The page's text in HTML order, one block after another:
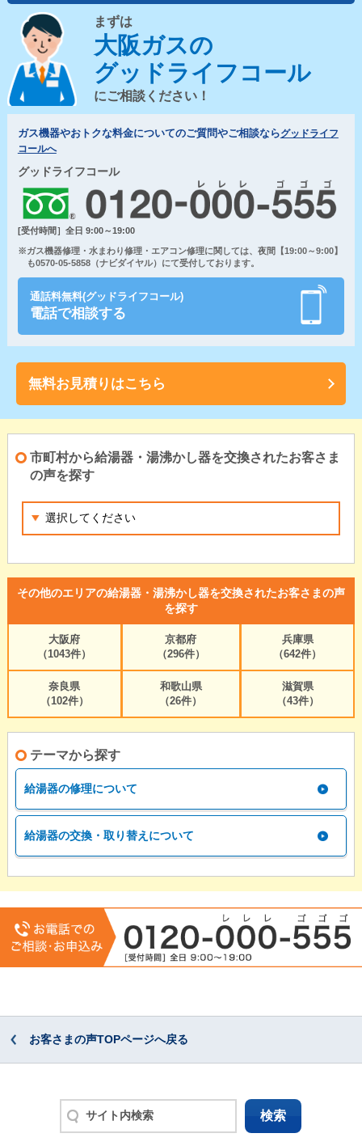
まずは
大阪ガスの
グッドライフコール
にご相談ください！
ガス機器やおトクな料金についてのご質問やご相談ならグッドライフ
コールへ
グッドライフコール
[受付時間］全日 9:00～19:00
※ガス機器修理・水まわり修理・エアコン修理に関しては、夜間【19:00～9:00】
も0570-05-5858（ナビダイヤル）にて受付しております。
通話料無料(グッドライフコール)
電話で相談する
無料お見積りはこちら
市町村から給湯器・湯沸かし器を交換されたお客さま
の声を探す
その他のエリアの給湯器・湯沸かし器を交換されたお客さまの声
を探す
大阪府
（1043件）
京都府
（296件）
兵庫県
（642件）
奈良県
（102件）
和歌山県
（26件）
滋賀県
（43件）
テーマから探す
給湯器の修理について
給湯器の交換・取り替えについて
お客さまの声TOPページへ戻る